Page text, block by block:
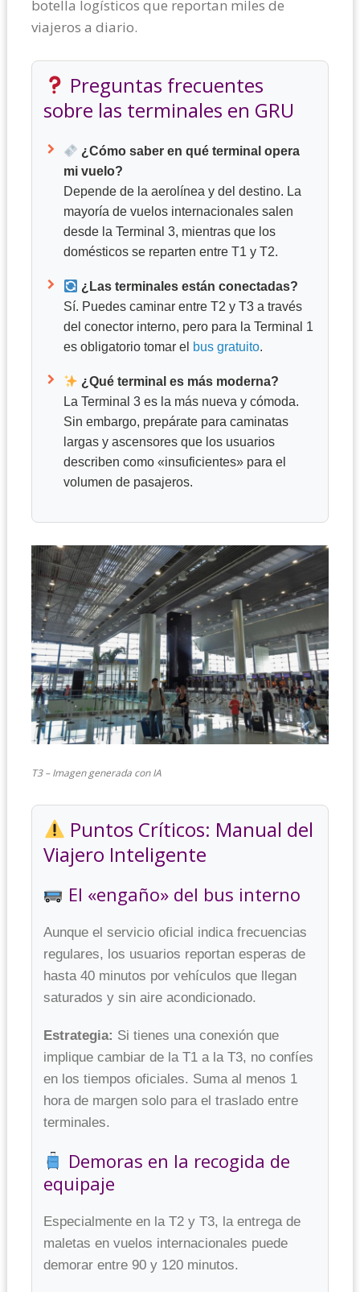
botella logísticos que reportan miles de
viajeros a diario.
Preguntas frecuentes
sobre las terminales en GRU
¿Cómo saber en qué terminal opera
mi vuelo?
Depende de la aerolínea y del destino. La
mayoría de vuelos internacionales salen
desde la Terminal 3, mientras que los
domésticos se reparten entre T1 y T2.
¿Las terminales están conectadas?
Sí. Puedes caminar entre T2 y T3 a través
del conector interno, pero para la Terminal 1
es obligatorio tomar el bus gratuito.
¿Qué terminal es más moderna?
La Terminal 3 es la más nueva y cómoda.
Sin embargo, prepárate para caminatas
largas y ascensores que los usuarios
describen como «insuficientes» para el
volumen de pasajeros.
T3 – Imagen generada con IA
Puntos Críticos: Manual del
Viajero Inteligente
El «engaño» del bus interno
Aunque el servicio oficial indica frecuencias
regulares, los usuarios reportan esperas de
hasta 40 minutos por vehículos que llegan
saturados y sin aire acondicionado.
Estrategia: Si tienes una conexión que
implique cambiar de la T1 a la T3, no confíes
en los tiempos oficiales. Suma al menos 1
hora de margen solo para el traslado entre
terminales.
Demoras en la recogida de
equipaje
Especialmente en la T2 y T3, la entrega de
maletas en vuelos internacionales puede
demorar entre 90 y 120 minutos.